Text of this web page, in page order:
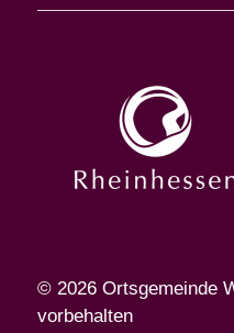
© 2026 Ortsgemeinde
vorbehalten